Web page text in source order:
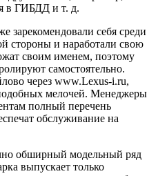
в ГИБДД и т. д.
зарекомендовали себя среди
стороны и наработали свою
своим именем, поэтому
самостоятельно.
через www.Lexus-i.ru,
мелочей. Менеджеры
полный перечень
обслуживание на
обширный модельный ряд
выпускает только